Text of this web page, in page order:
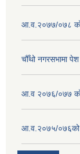
आ.व.२०७७/०७८ को
चौँथो नगरसभामा
आ.व २०७६/०७७ को
आ.व.२०७५/०७६को